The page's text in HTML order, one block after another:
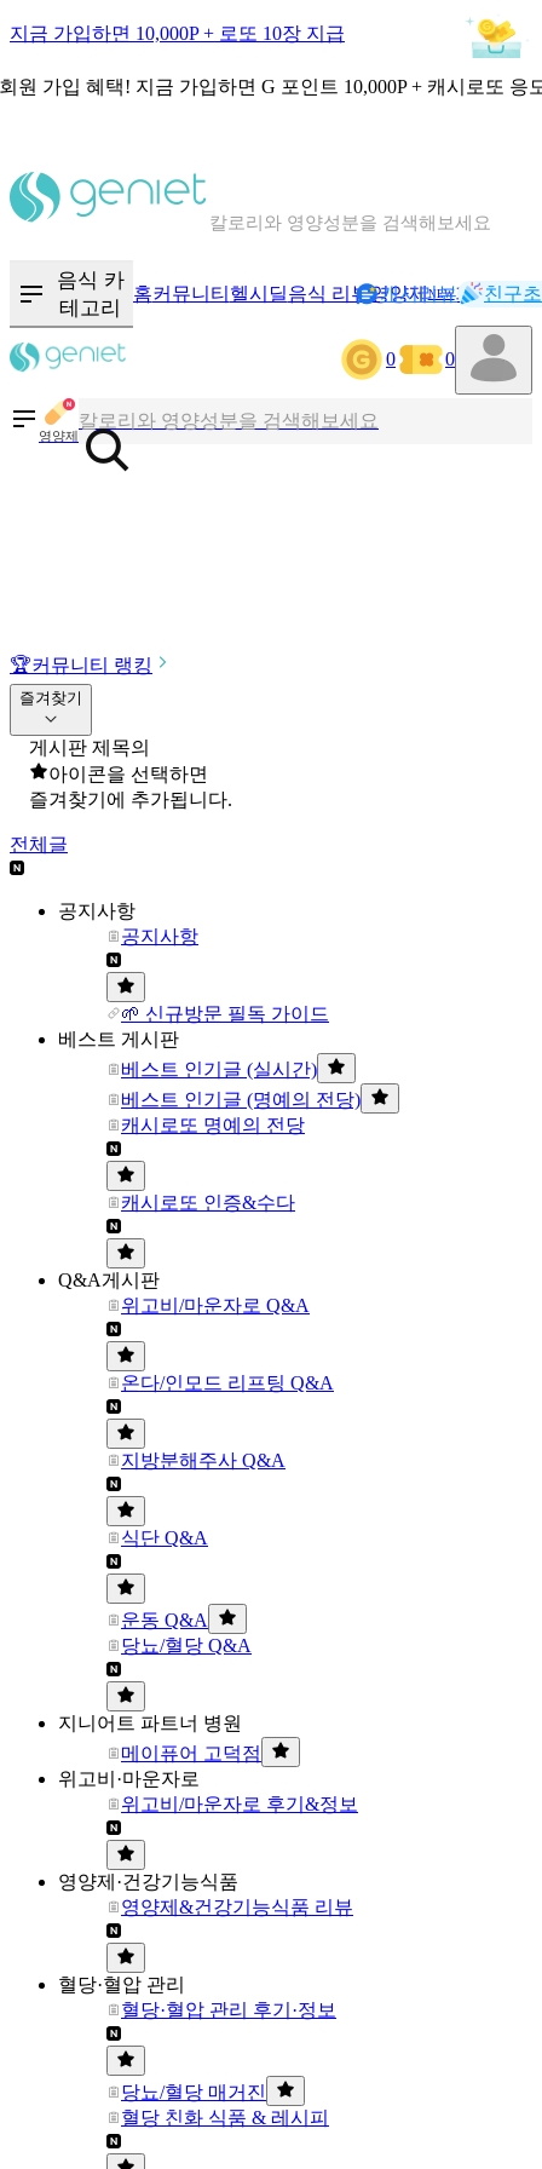
지금 가입하면 10,000P + 로또 10장 지급
원 가입 혜택! 지금 가입하면 G 포인트 10,000P + 캐시로또 응
음식 · 영양제 리뷰를 찾아보세요
음식 카
테고리
홈커뮤니티 헬시딜음식 리뷰영양제NEW기록
캐시리뷰 친구
0 0
영양제
혈당 · 다이어트 음식 검색해보세요
🏆커뮤니티 랭킹
즐겨찾기
게시판 제목의
아이콘을 선택하면
즐겨찾기에 추가됩니다.
전체글
공지사항
공지사항
🌱 신규방문 필독 가이드
베스트 게시판
베스트 인기글 (실시간)
베스트 인기글 (명예의 전당)
캐시로또 명예의 전당
캐시로또 인증&수다
Q&A게시판
위고비/마운자로 Q&A
온다/인모드 리프팅 Q&A
지방분해주사 Q&A
식단 Q&A
운동 Q&A
당뇨/혈당 Q&A
지니어트 파트너 병원
메이퓨어 고덕점
위고비·마운자로
위고비/마운자로 후기&정보
영양제·건강기능식품
영양제&건강기능식품 리뷰
혈당·혈압 관리
혈당·혈압 관리 후기·정보
당뇨/혈당 매거진
혈당 친화 식품 & 레시피